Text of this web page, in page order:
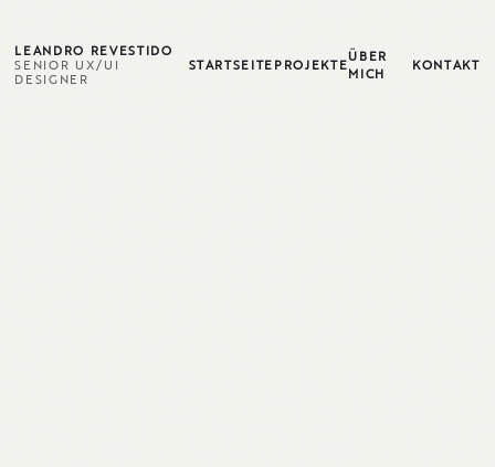
LEANDRO REVESTIDO
SENIOR UX/UI
DESIGNER
STARTSEITEPROJEKTEÜBER
MICH
KONTAKT